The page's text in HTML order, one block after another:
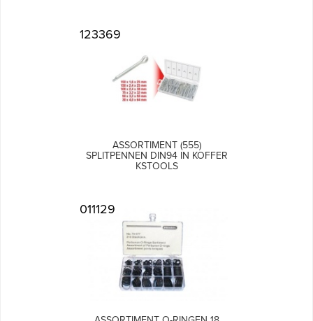
123369
ASSORTIMENT (555)
SPLITPENNEN DIN94 IN KOFFER
KSTOOLS
011129